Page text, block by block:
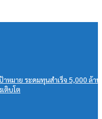
หมาย ระดมทุนสำเร็จ 5,000 ล้าน
ติบโต